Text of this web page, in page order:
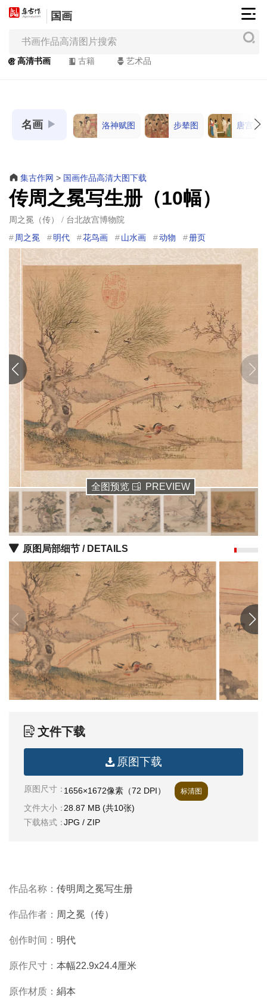
国画
高清书画 古籍 艺术品
名画 洛神赋图 步辇图 唐宫仕
集古作网 > 国画作品高清大图下载
传周之冕写生册（10幅）
周之冕（传） / 台北故宫博物院
周之冕 明代 花鸟画 山水画 动物 册页
全图预览 PREVIEW
原图局部细节 / DETAILS
文件下载
原图下载
原图尺寸：1656×1672像素（72 DPI） 标清图
文件大小：28.87 MB (共10张)
下载格式：JPG / ZIP
作品名称： 传明周之冕写生册
作品作者： 周之冕（传）
创作时间： 明代
原作尺寸： 本幅22.9x24.4厘米
原作材质： 絹本
古
作
网
画
Painting
&
Calligraphy
高
|
法
家
高
国
画
|
国
画
家
高
清
油
画
|
油
画
家
高
清
版
画
|
家
彩
素
素
描